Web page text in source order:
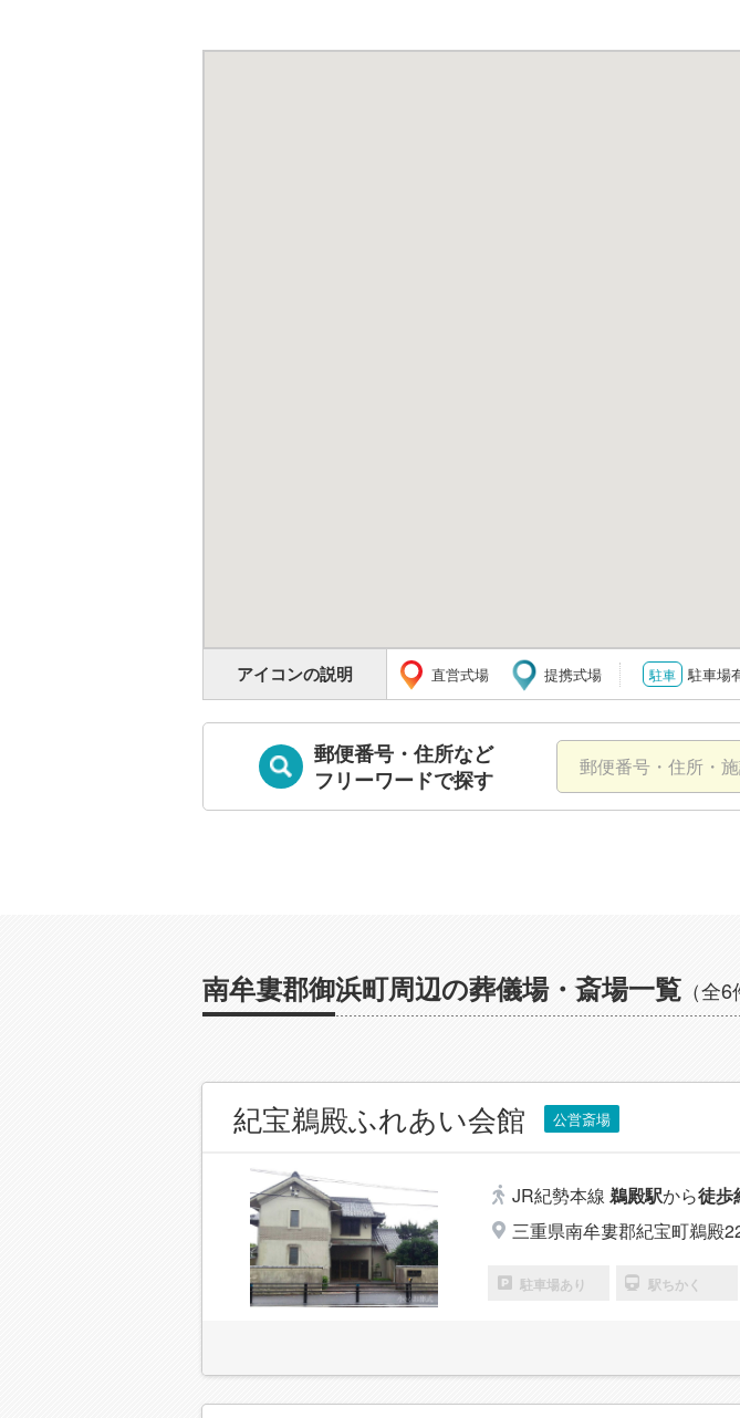
アイコンの説明 直営式場 提携式場 駐車 駐車場
郵便番号・住所など
フリーワードで探す
南牟婁郡御浜町周辺の葬儀場・斎場一覧 （全6
紀宝鵜殿ふれあい会館 公営斎場
JR紀勢本線 鵜殿駅から徒歩
三重県南牟婁郡紀宝町鵜殿
駐車場あり 駅ちかく